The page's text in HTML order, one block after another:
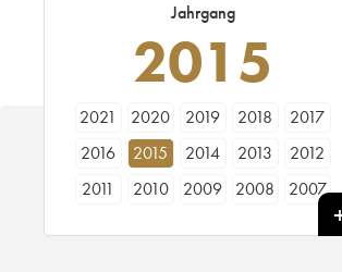
Jahrgang
2015
2021 2020 2019 2018
2017
2016
2015 2014 2013
2012
2011
2010 2009 2008
2007